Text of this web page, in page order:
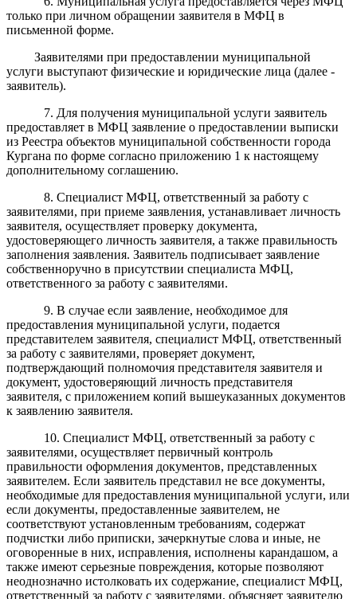
только при личном обращении заявителя в МФЦ в
письменной форме.
Заявителями при предоставлении муниципальной
услуги выступают физические и юридические лица (далее -
заявитель).
7. Для получения муниципальной услуги заявитель
предоставляет в МФЦ заявление о предоставлении выписки
из Реестра объектов муниципальной собственности города
Кургана по форме согласно приложению 1 к настоящему
дополнительному соглашению.
8.СпециалистМФЦ, ответственный за работу с
заявителями, при приеме заявления, устанавливает личность
заявителя, осуществляет проверку документа,
удостоверяющего личность заявителя, а также правильность
заполнения заявления. Заявитель подписывает заявление
собственноручно в присутствии специалиста МФЦ,
ответственного за работу с заявителями.
9. В случае если заявление, необходимое для
предоставления муниципальной услуги, подается
представителем заявителя, специалист МФЦ, ответственный
за работу с заявителями, проверяет документ,
подтверждающий полномочия представителя заявителя и
документ, удостоверяющий личность представителя
заявителя, с приложением копий вышеуказанных документов
к заявлению заявителя.
10.Специалист МФЦ, ответственный за работу с
заявителями, осуществляет первичный контроль
правильности оформления документов, представленных
заявителем. Если заявитель представил не все документы,
необходимые для предоставления муниципальной услуги, или
если документы, предоставленные заявителем, не
соответствуют установленным требованиям, содержат
подчистки либо приписки, зачеркнутые слова и иные, не
оговоренные в них, исправления, исполнены карандашом, а
также имеют серьезные повреждения, которые позволяют
неоднозначно истолковать их содержание, специалист МФЦ,
ответственный за работу с заявителями, объясняет заявителю